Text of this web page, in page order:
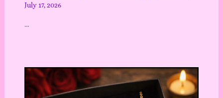
July 17, 2026
…